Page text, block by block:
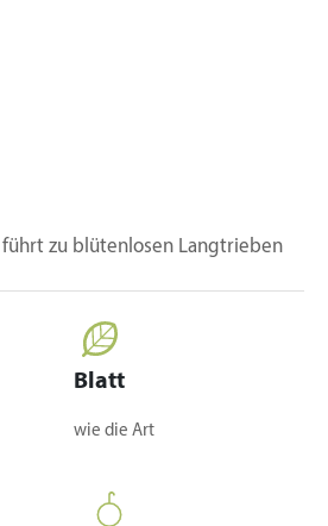
zu blütenlosen Langtrieben
Blatt
wie die Art